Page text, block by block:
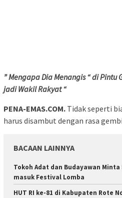
” Mengapa Dia Menangis “ di Pintu
jadi Wakil Rakyat “
PENA-EMAS.COM. Tidak seperti
harus disambut dengan rasa
BACAAN LAINNYA
Tokoh Adat dan Budayawan
masuk Festival Lomba
HUT RI ke-81 di Kabupaten Rote